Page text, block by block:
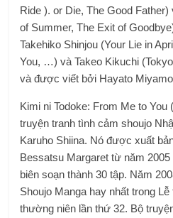
Ride ). or Die, The Good
of Summer, The Exit of
Takehiko Shinjou (Your Lie in
You, …) và Takeo Kikuchi
và được viết bởi Hayato
Kimi ni Todoke: From Me to You
truyện tranh tình cảm shoujo
Karuho Shiina. Nó được xuất
Bessatsu Margaret từ năm
biên soạn thành 30 tập. Năm
Shoujo Manga hay nhất trong
thường niên lần thứ 32. Bộ